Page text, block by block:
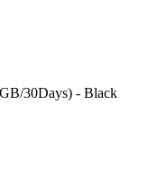
30Days) - Black